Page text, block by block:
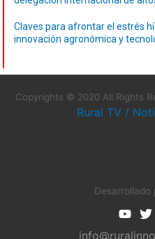
Claves para afrontar el estrés
innovación agronómica y
Copyrights © 2020 All Rights
Rural TV /
Desarrollado